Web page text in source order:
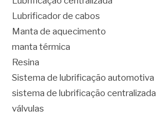
Lubrificador de cabos
Manta de aquecimento
manta térmica
Resina
Sistema de lubrificação automotiva
sistema de lubrificação centralizada
válvulas